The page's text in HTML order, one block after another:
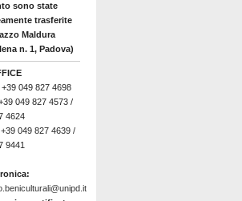
sono state
trasferite
Maldura
n. 1, Padova)
+39 049 827 4698
049 827 4573 /
4624
+39 049 827 4639 /
9441